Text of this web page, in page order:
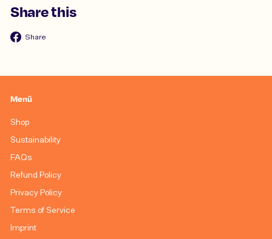
Share this
Share
Menü
Shop
Sustainability
FAQs
Refund Policy
Privacy Policy
Terms of Service
Imprint